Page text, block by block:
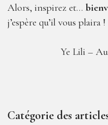
Alors, inspirez et…
j’espère qu’il vous plaira !
Ye Lili –
Catégorie des